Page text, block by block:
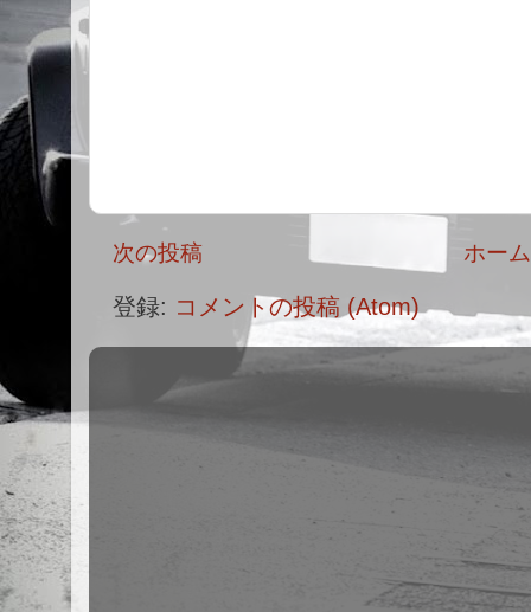
次の投稿 ホーム
登録: コメントの投稿 (Atom)